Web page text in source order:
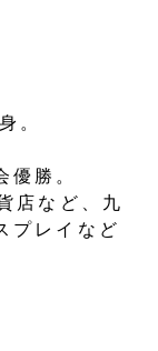
。
優勝。
店など、九
プレイなど